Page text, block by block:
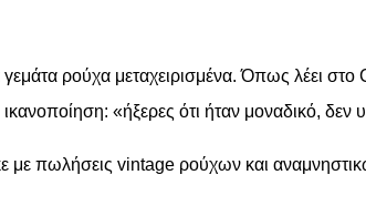
ρούχα μεταχειρισμένα. Όπως λέει
«ήξερες ότι ήταν μοναδικό, δεν
πωλήσεις vintage ρούχων και